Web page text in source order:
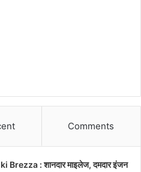
Comments
Brezza : शानदार माइलेज, दमदार इंजन